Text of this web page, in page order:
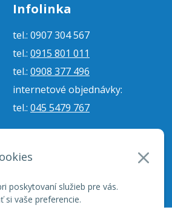
poskytovaní služieb pre vás.
si vaše preferencie.
Infolinka
tel.: 0907 304 567
tel.: 0915 801 011
tel.: 0908 377 496
internetové objednávky:
tel.: 045 5479 767
internetové objednávky: